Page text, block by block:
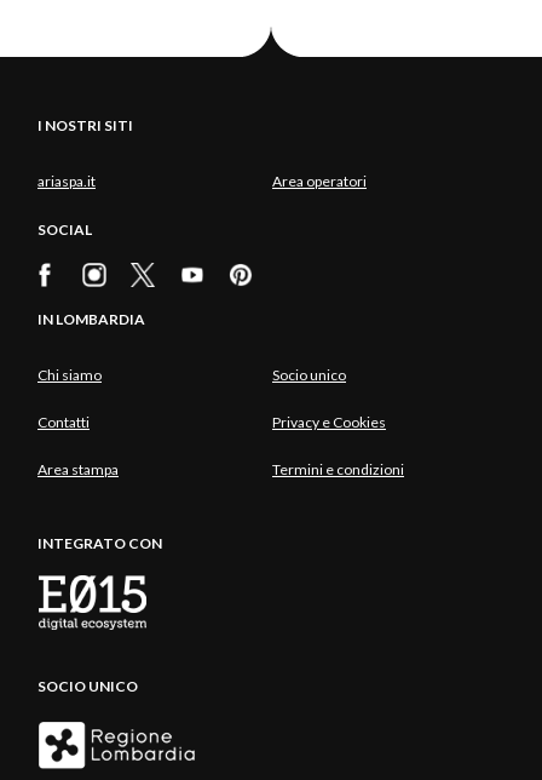
I NOSTRI SITI
ariaspa.it Area operatori
SOCIAL
IN LOMBARDIA
Chi siamo Socio unico
Contatti Privacy e Cookies
Area stampa Termini e condizioni
INTEGRATO CON
SOCIO UNICO